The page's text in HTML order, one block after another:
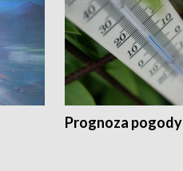
Prognoza pogody